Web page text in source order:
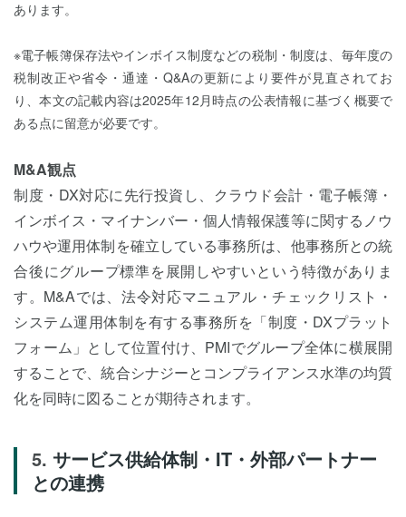
あります。
※電子帳簿保存法やインボイス制度などの税制・制度は、毎年度の
税制改正や省令・通達・Q&Aの更新により要件が見直されてお
り、本文の記載内容は2025年12月時点の公表情報に基づく概要で
ある点に留意が必要です。
M&A観点
制度・DX対応に先行投資し、クラウド会計・電子帳簿・
インボイス・マイナンバー・個人情報保護等に関するノウ
ハウや運用体制を確立している事務所は、他事務所との統
合後にグループ標準を展開しやすいという特徴がありま
す。M&Aでは、法令対応マニュアル・チェックリスト・
システム運用体制を有する事務所を「制度・DXプラット
フォーム」として位置付け、PMIでグループ全体に横展開
することで、統合シナジーとコンプライアンス水準の均質
化を同時に図ることが期待されます。
サービス供給体制・IT・外部パートナー
との連携